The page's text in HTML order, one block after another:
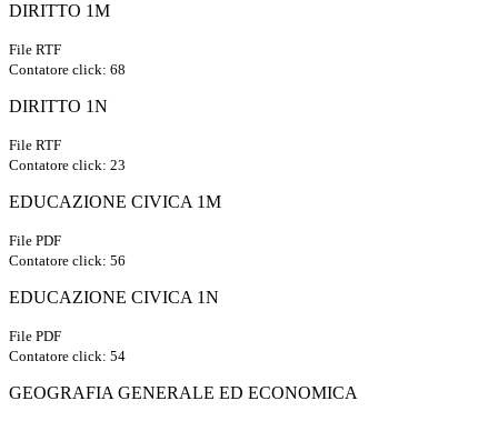
DIRITTO 1M
File RTF
Contatore click: 68
DIRITTO 1N
File RTF
Contatore click: 23
EDUCAZIONE CIVICA 1M
File PDF
Contatore click: 56
EDUCAZIONE CIVICA 1N
File PDF
Contatore click: 54
GEOGRAFIA GENERALE ED ECONOMICA